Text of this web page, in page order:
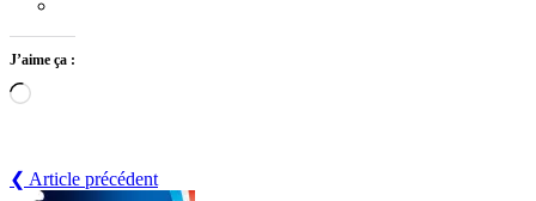
J’aime ça :
Chargement…
❮ Article précédent